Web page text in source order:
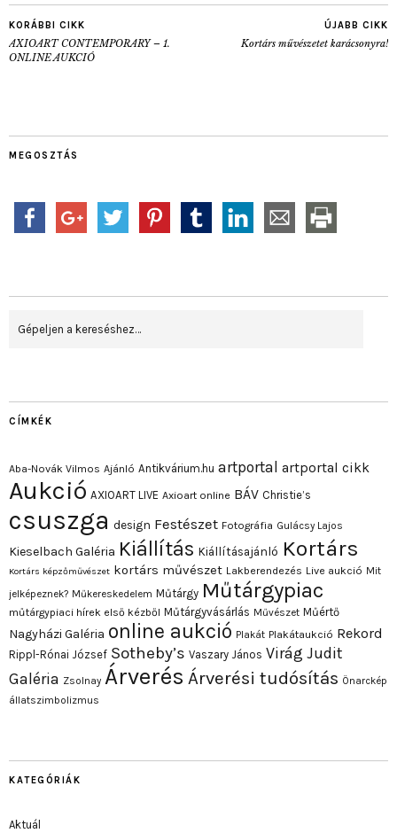
KORÁBBI CIKK
AXIOART CONTEMPORARY – 1.
ONLINE AUKCIÓ
ÚJABB CIKK
Kortárs művészetet karácsonyra!
MEGOSZTÁS
CÍMKÉK
Aba-Novák Vilmos Ajánló Antikvárium.hu artportal artportal cikk
Aukció AXIOART LIVE Axioart online BÁV Christie’s
csuszga design Festészet Fotográfia Gulácsy Lajos
Kieselbach Galéria Kiállítás Kiállításajánló Kortárs
Kortárs képzőművészet kortárs művészet Lakberendezés Live aukció Mit
jelképeznek? Műkereskedelem Műtárgy Műtárgypiac
műtárgypiaci hírek első kézből Műtárgyvásárlás Művészet Műértő
Nagyházi Galéria online aukció Plakát Plakátaukció Rekord
Rippl-Rónai József Sotheby’s Vaszary János Virág Judit
Galéria Zsolnay Árverés Árverési tudósítás Önarckép
állatszimbolizmus
KATEGÓRIÁK
Aktuál